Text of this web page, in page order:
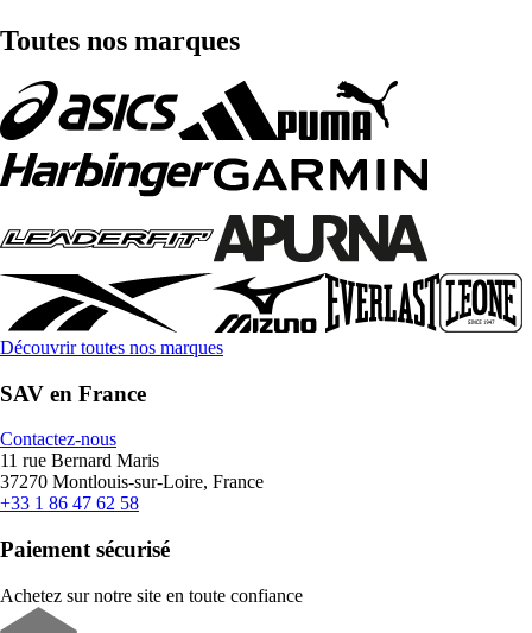
Toutes nos marques
Découvrir toutes nos marques
SAV en France
Contactez-nous
11 rue Bernard Maris
37270 Montlouis-sur-Loire, France
+33 1 86 47 62 58
Paiement sécurisé
Achetez sur notre site en toute confiance